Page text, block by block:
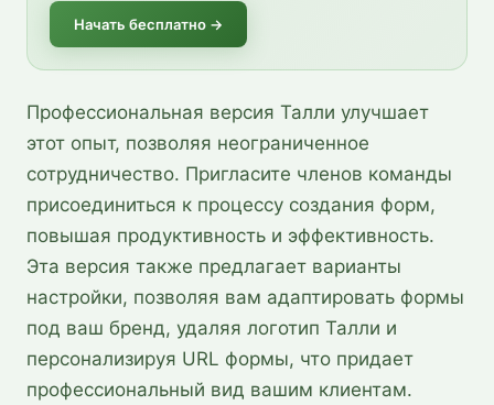
Начать бесплатно →
Профессиональная версия Талли улучшает
этот опыт, позволяя неограниченное
сотрудничество. Пригласите членов команды
присоединиться к процессу создания форм,
повышая продуктивность и эффективность.
Эта версия также предлагает варианты
настройки, позволяя вам адаптировать формы
под ваш бренд, удаляя логотип Талли и
персонализируя URL формы, что придает
профессиональный вид вашим клиентам.